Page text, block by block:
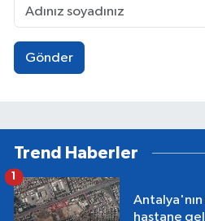
Gönder
Trend Haberler
Antalya'nın
hastane
1